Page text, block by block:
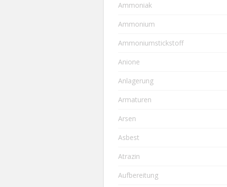
Ammoniak
Ammonium
Ammoniumstickstoff
Anione
Anlagerung
Armaturen
Arsen
Asbest
Atrazin
Aufbereitung